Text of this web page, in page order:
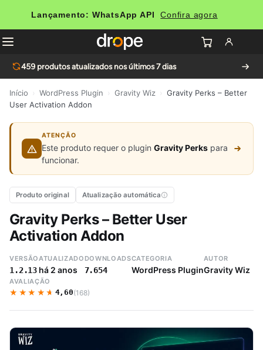
Lançamento: WhatsApp API Confira agora
459 produtos atualizados nos últimos 7 dias
Início WordPress Plugin Gravity Wiz
Gravity Perks – Better
User Activation Addon
ATENÇÃO
Este produto requer o plugin Gravity Perks para
funcionar.
Produto original Atualização automática
Gravity Perks – Better User
Activation Addon
VERSÃO
1.2.13
ATUALIZADO
há 2 anos
DOWNLOADS
7.654
CATEGORIA
WordPress Plugin
AUTOR
Gravity Wiz
AVALIAÇÃO
★★★★★
★★★★★ 4,60(168)